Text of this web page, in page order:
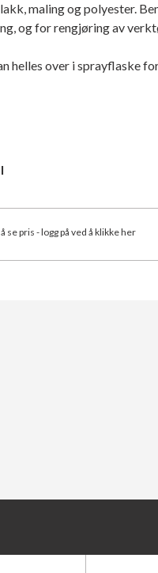
maling og polyester.
og for rengjøring av
helles over i sprayflaske
se pris - logg på ved å klikke her